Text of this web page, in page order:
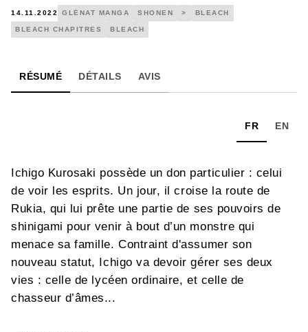
14.11.2022 GLÉNAT MANGA SHONEN > BLEACH
BLEACH CHAPITRES BLEACH
RÉSUMÉ DÉTAILS AVIS
FR EN
Ichigo Kurosaki possède un don particulier : celui
de voir les esprits. Un jour, il croise la route de
Rukia, qui lui prête une partie de ses pouvoirs de
shinigami pour venir à bout d’un monstre qui
menace sa famille. Contraint d'assumer son
nouveau statut, Ichigo va devoir gérer ses deux
vies : celle de lycéen ordinaire, et celle de
chasseur d’âmes...